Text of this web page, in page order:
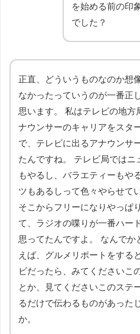
を始める前の印
でした？
正直、どういうものなのか想
なかったっていうのが一番正
思います。 私はテレビの地方
ナウンサーのキャリアをスタ
で、テレビに出るアナウンサ
たんですね。 テレビ局ではニ
もやるし、バラエティーもや
ツもあるしって色々やらせて
そこからフリーになりやっぱ
て、ラジオの喋りが一番ハー
思ってたんですよ。 なんでか
えば、グルメリポートをする
ビだったら、みてくださいこ
とか、見てくださいこのステ
るだけで伝わるものがあった
か。